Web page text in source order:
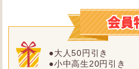
●大人50円引き
●小中高生20円引き